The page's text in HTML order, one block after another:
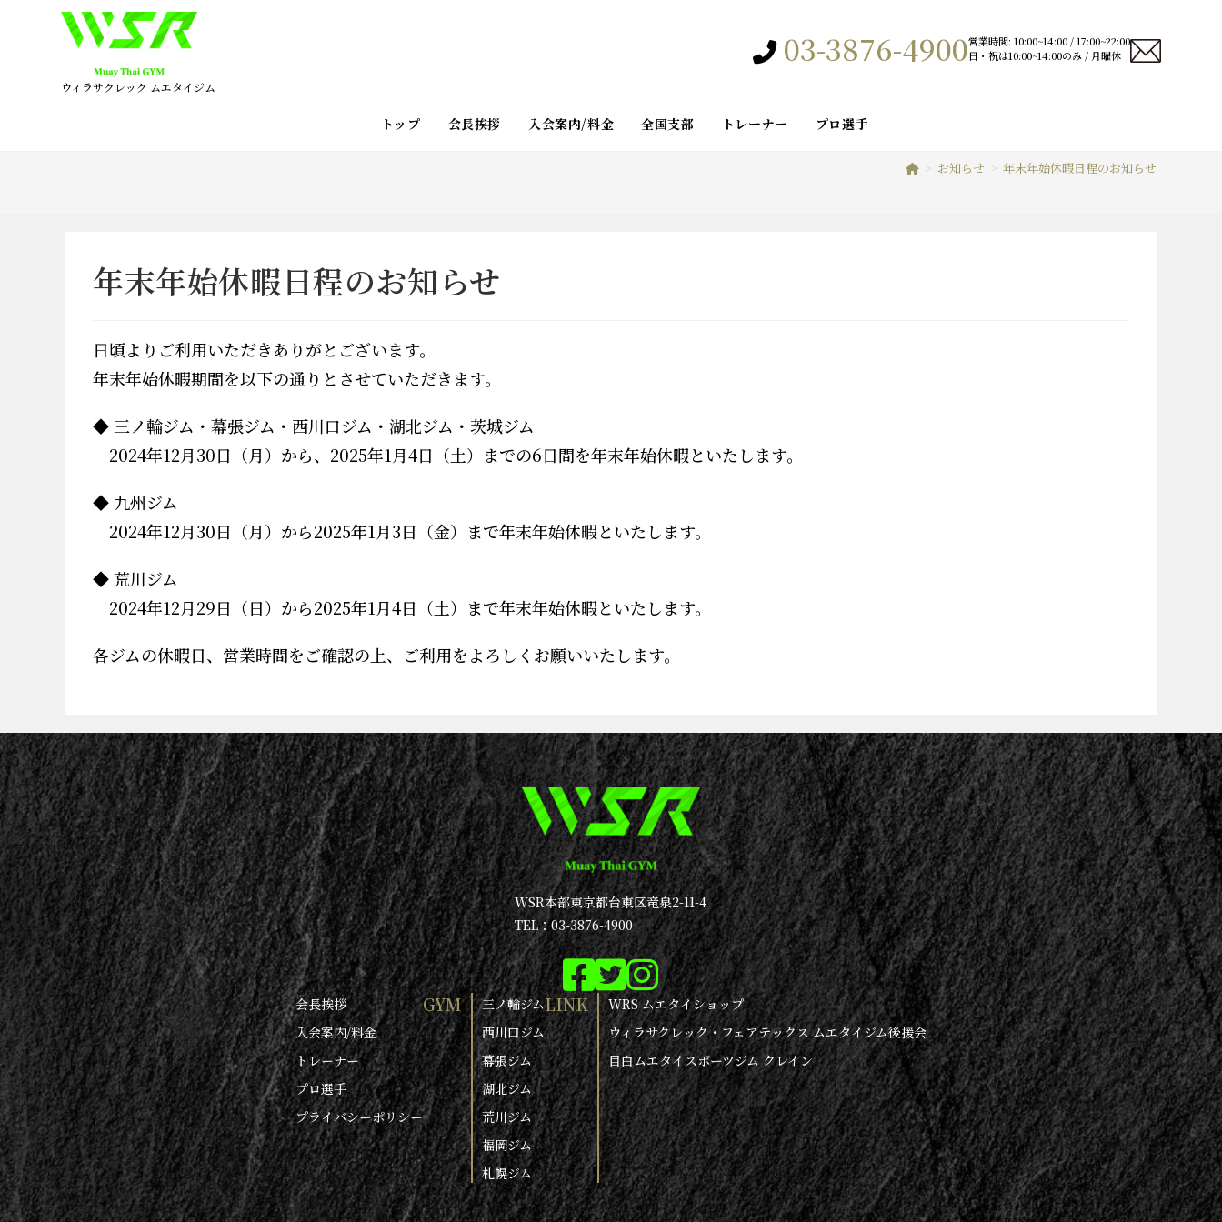
ウィラサクレック ムエタイジム
03-3876-4900営業時間: 10:00~14:00 / 17:00~22:00
日・祝は10:00~14:00のみ / 月曜休
トップ 会長挨拶 入会案内/料金 全国支部 トレーナー プロ選手
> お知らせ > 年末年始休暇日程のお知らせ
年末年始休暇日程のお知らせ
日頃よりご利用いただきありがとございます。
年末年始休暇期間を以下の通りとさせていただきます。
◆ 三ノ輪ジム・幕張ジム・西川口ジム・湖北ジム・茨城ジム
2024年12月30日（月）から、2025年1月4日（土）までの6日間を年末年始休暇といたします。
◆ 九州ジム
2024年12月30日（月）から2025年1月3日（金）まで年末年始休暇といたします。
◆ 荒川ジム
2024年12月29日（日）から2025年1月4日（土）まで年末年始休暇といたします。
各ジムの休暇日、営業時間をご確認の上、ご利用をよろしくお願いいたします。
WSR本部東京都台東区竜泉2-11-4
TEL：03-3876-4900
会長挨拶
入会案内/料金
トレーナー
プロ選手
プライバシーポリシー
GYM
三ノ輪ジム
西川口ジム
幕張ジム
湖北ジム
荒川ジム
福岡ジム
札幌ジム
LINK
WRS ムエタイショップ
ウィラサクレック・フェアテックス ムエタイジム後援会
目白ムエタイスポーツジム クレイン